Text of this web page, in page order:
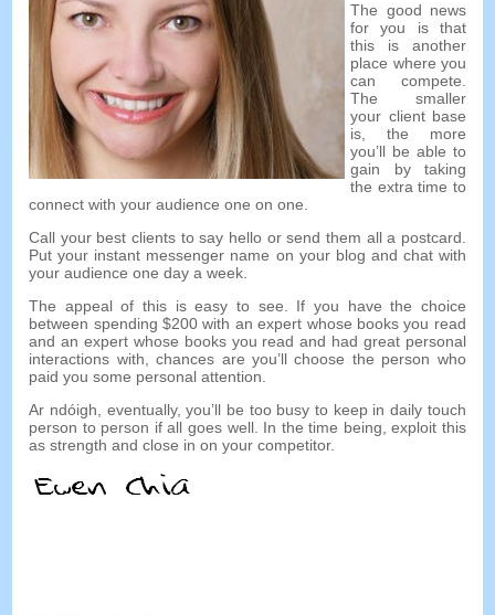
The good news
for you is that
this is another
place where you
can compete.
The smaller
your client base
is, the more
you’ll be able to
gain by taking
the extra time to
connect with your audience one on one.
Call your best clients to say hello or send them all a postcard.
Put your instant messenger name on your blog and chat with
your audience one day a week.
The appeal of this is easy to see. If you have the choice
between spending $200with an expert whose books you read
and an expert whose books you read and had great personal
interactions with,chances are you’ll choose the person who
paid you some personal attention.
Ar ndóigh, eventually,you’ll be too busy to keep in daily touch
person to person if all goes well. In the time being,exploit this
as strength and close in on your competitor.